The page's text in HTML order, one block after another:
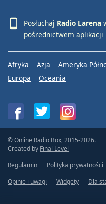
Posłuchaj Radio Larena
pośrednictwem aplikacji
Afryka Azja Ameryka
Europa
Oceania
© Online Radio Box, 2015-2026.
Created by Final Level
Regulamin
Polityka prywatności
Opinie i uwagi
Widgety Dla